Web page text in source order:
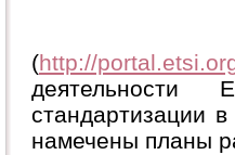
(http://
деятельности
стандартизации
намечены планы